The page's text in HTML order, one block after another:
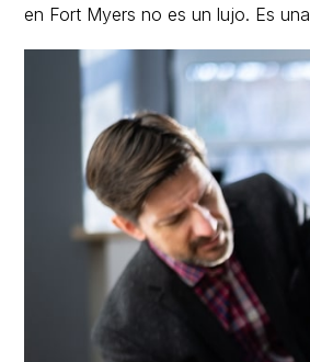
en Fort Myers no es un lujo. Es